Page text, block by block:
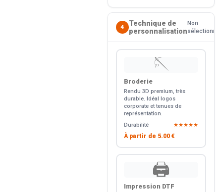
4
Technique de
personnalisation
Non
sélectionné
🪡
Broderie
Rendu 3D premium, très
durable. Idéal logos
corporate et tenues de
représentation.
Durabilité
★★★★★
À partir de 5.00 €
🖨️
Impression DTF